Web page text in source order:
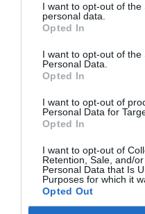
I want to opt-out of the
personal data.
Opted In
I want to opt-out of the
Personal Data.
Opted In
I want to opt-out of
Personal Data for
Opted In
I want to opt-out of
Retention, Sale, and/
Personal Data that Is
Purposes for which it
Opted Out